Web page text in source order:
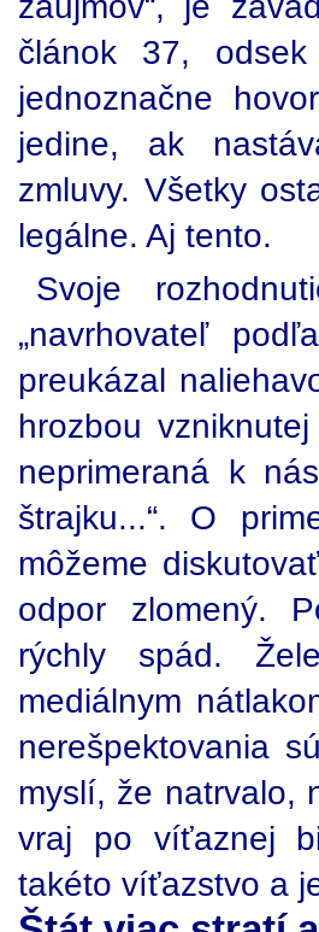
článok 37,
jednoznačne
jedine, ak
zmluvy. Všetky
legálne. Aj tento.
Svoje
„navrhovateľ
preukázal
hrozbou
neprimeraná k
štrajku...“. O
môžeme
odpor zlomený.
rýchly spád.
mediálnym
nerešpektovania
myslí, že natrvalo,
vraj po víťaznej
takéto víťazstvo a